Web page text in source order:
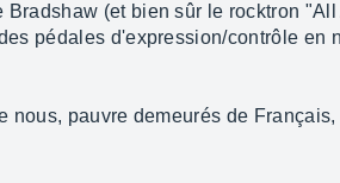
(et bien sûr le rocktron
pédales d'expression/contrôle en
nous, pauvre demeurés de